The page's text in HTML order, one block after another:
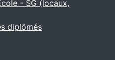
- SG (locaux,
diplômés